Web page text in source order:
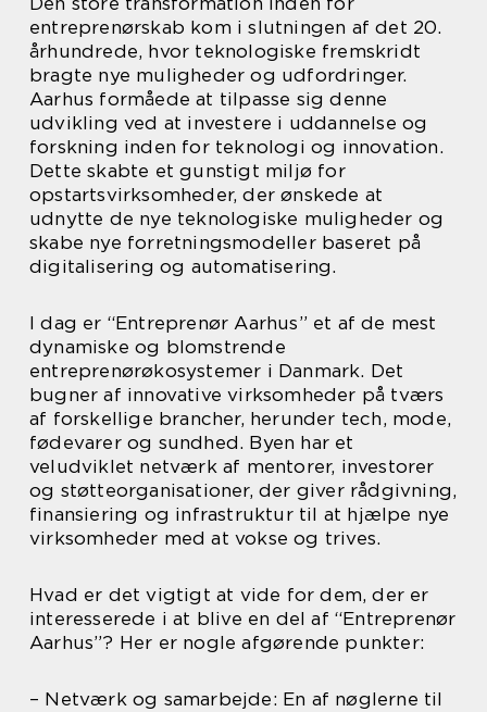
entreprenørskab kom i slutningen af det 20.
århundrede, hvor teknologiske fremskridt
bragte nye muligheder og udfordringer.
Aarhus formåede at tilpasse sig denne
udvikling ved at investere i uddannelse og
forskning inden for teknologi og innovation.
Dette skabte et gunstigt miljø for
opstartsvirksomheder, der ønskede at
udnytte de nye teknologiske muligheder og
skabe nye forretningsmodeller baseret på
digitalisering og automatisering.
I dag er “Entreprenør Aarhus” et af de mest
dynamiske og blomstrende
entreprenørøkosystemer i Danmark. Det
bugner af innovative virksomheder på tværs
af forskellige brancher, herunder tech, mode,
fødevarer og sundhed. Byen har et
veludviklet netværk af mentorer, investorer
og støtteorganisationer, der giver rådgivning,
finansiering og infrastruktur til at hjælpe nye
virksomheder med at vokse og trives.
Hvad er det vigtigt at vide for dem, der er
interesserede i at blive en del af “Entreprenør
Aarhus”? Her er nogle afgørende punkter:
– Netværk og samarbejde: En af nøglerne til